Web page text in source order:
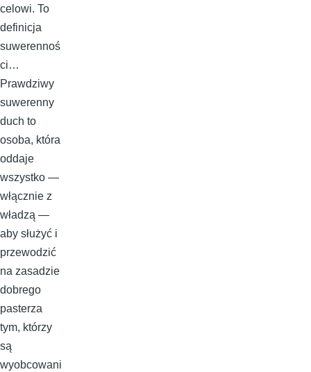
celowi. To
definicja
suwerennoś
ci…
Prawdziwy
suwerenny
duch to
osoba, która
oddaje
wszystko —
włącznie z
władzą —
aby służyć i
przewodzić
na zasadzie
dobrego
pasterza
tym, którzy
są
wyobcowani